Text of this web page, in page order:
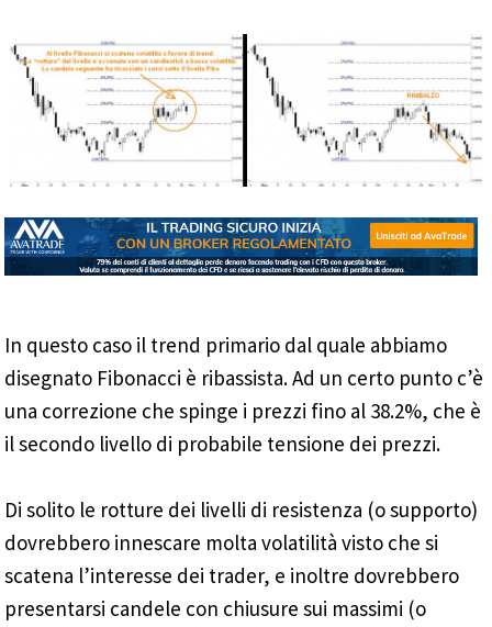
In questo caso il trend primario dal quale abbiamo
disegnato Fibonacci è ribassista. Ad un certo punto c’è
una correzione che spinge i prezzi fino al 38.2%, che è
il secondo livello di probabile tensione dei prezzi.
Di solito le rotture dei livelli di resistenza (o supporto)
dovrebbero innescare molta volatilità visto che si
scatena l’interesse dei trader, e inoltre dovrebbero
presentarsi candele con chiusure sui massimi (o